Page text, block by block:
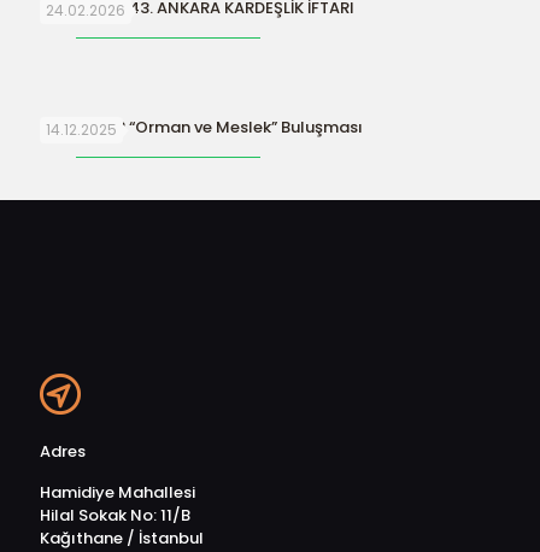
24.02.2026
ORFAMDER 43. ANKARA KARDEŞLİK İFTARI
14.12.2025
ORFAMDER “Orman ve Meslek” Buluşması
Adres
Hamidiye Mahallesi
Hilal Sokak No: 11/B
Kağıthane / İstanbul